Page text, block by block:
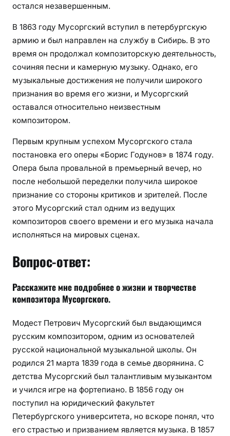
остался незавершенным.
В 1863 году Мусоргский вступил в петербургскую
армию и был направлен на службу в Сибирь. В это
время он продолжал композиторскую деятельность,
сочиняя песни и камерную музыку. Однако, его
музыкальные достижения не получили широкого
признания во время его жизни, и Мусоргский
оставался относительно неизвестным
композитором.
Первым крупным успехом Мусоргского стала
постановка его оперы «Борис Годунов» в 1874 году.
Опера была провальной в премьерный вечер, но
после небольшой переделки получила широкое
признание со стороны критиков и зрителей. После
этого Мусоргский стал одним из ведущих
композиторов своего времени и его музыка начала
исполняться на мировых сценах.
Вопрос-ответ:
Расскажите мне подробнее о жизни и творчестве
композитора Мусоргского.
Модест Петрович Мусоргский был выдающимся
русским композитором, одним из основателей
русской национальной музыкальной школы. Он
родился 21 марта 1839 года в семье дворянина. С
детства Мусоргский был талантливым музыкантом
и учился игре на фортепиано. В 1856 году он
поступил на юридический факультет
Петербургского университета, но вскоре понял, что
его страстью и призванием является музыка. В 1857